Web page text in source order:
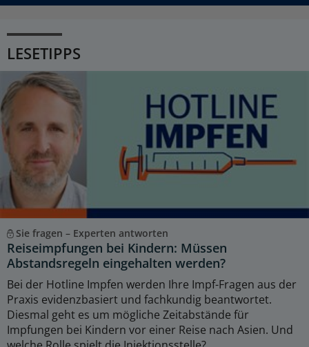
LESETIPPS
Sie fragen – Experten antworten
Reiseimpfungen bei Kindern: Müssen
Abstandsregeln eingehalten werden?
Bei der Hotline Impfen werden Ihre Impf-Fragen aus der
Praxis evidenzbasiert und fachkundig beantwortet.
Diesmal geht es um mögliche Zeitabstände für
Impfungen bei Kindern vor einer Reise nach Asien. Und